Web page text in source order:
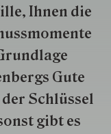
Ihnen die
Gute
Schlüs­sel
gibt es